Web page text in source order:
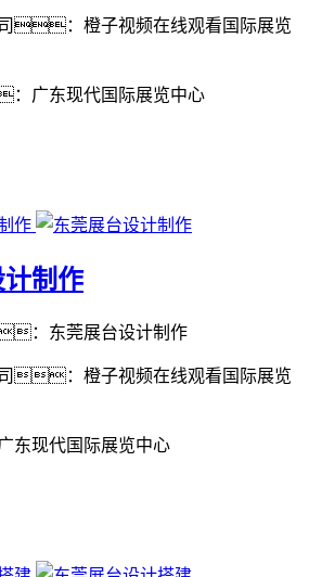
：橙子视频在线观看国际展览
广东现代国际展览中心
制作
：东莞展台设计制作
：橙子视频在线观看国际展览
东现代国际展览中心